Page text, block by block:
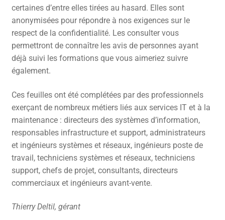
certaines d’entre elles tirées au hasard. Elles sont
anonymisées pour répondre à nos exigences sur le
respect de la confidentialité. Les consulter vous
permettront de connaître les avis de personnes ayant
déjà suivi les formations que vous aimeriez suivre
également.
Ces feuilles ont été complétées par des professionnels
exerçant de nombreux métiers liés aux services IT et à la
maintenance : directeurs des systèmes d’information,
responsables infrastructure et support, administrateurs
et ingénieurs systèmes et réseaux, ingénieurs poste de
travail, techniciens systèmes et réseaux, techniciens
support, chefs de projet, consultants, directeurs
commerciaux et ingénieurs avant-vente.
Thierry Deltil, gérant